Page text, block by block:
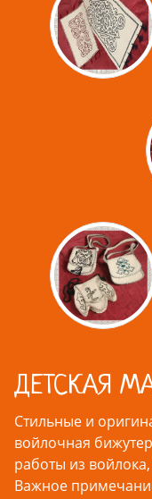
ДЕТСКАЯ
Стильные и
войлочная
работы из
Важное